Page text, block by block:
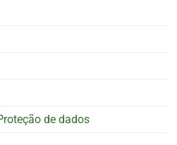
de dados